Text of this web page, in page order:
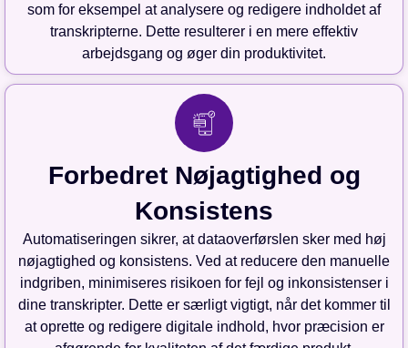
som for eksempel at analysere og redigere indholdet af
transkripterne. Dette resulterer i en mere effektiv
arbejdsgang og øger din produktivitet.
Forbedret Nøjagtighed og
Konsistens
Automatiseringen sikrer, at dataoverførslen sker med høj
nøjagtighed og konsistens. Ved at reducere den manuelle
indgriben, minimiseres risikoen for fejl og inkonsistenser i
dine transkripter. Dette er særligt vigtigt, når det kommer til
at oprette og redigere digitale indhold, hvor præcision er